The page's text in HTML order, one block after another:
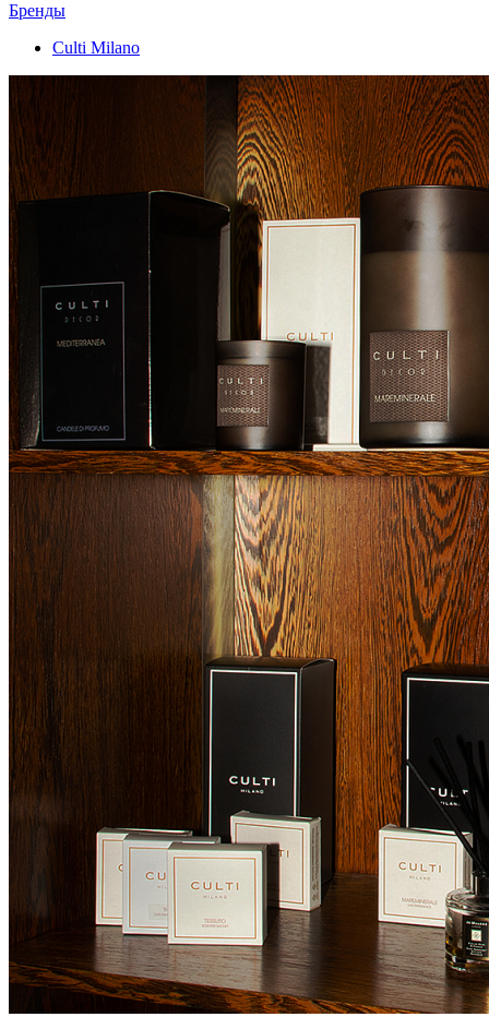
Бренды
Culti Milano